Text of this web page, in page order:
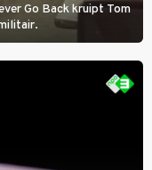
Go Back kruipt Tom